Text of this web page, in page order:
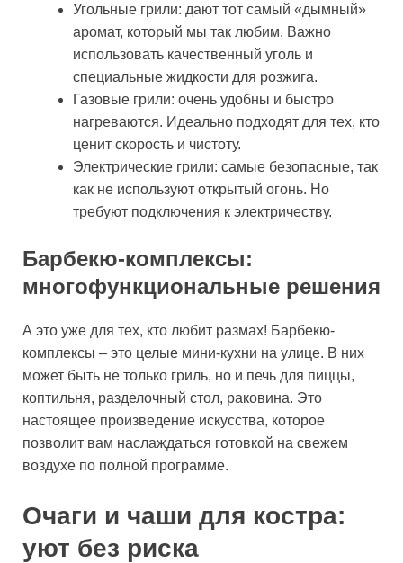
Угольные грили: дают тот самый «дымный»
аромат, который мы так любим. Важно
использовать качественный уголь и
специальные жидкости для розжига.
Газовые грили: очень удобны и быстро
нагреваются. Идеально подходят для тех, кто
ценит скорость и чистоту.
Электрические грили: самые безопасные, так
как не используют открытый огонь. Но
требуют подключения к электричеству.
Барбекю-комплексы:
многофункциональные решения
А это уже для тех, кто любит размах! Барбекю-
комплексы – это целые мини-кухни на улице. В них
может быть не только гриль, но и печь для пиццы,
коптильня, разделочный стол, раковина. Это
настоящее произведение искусства, которое
позволит вам наслаждаться готовкой на свежем
воздухе по полной программе.
Очаги и чаши для костра:
уют без риска